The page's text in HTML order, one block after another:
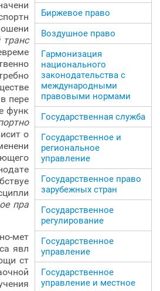
транс
пере
функ
о
пра
мет
явл
ст
Биржевое право
Воздушное право
Гармонизация
национального
законодательства с
международными
правовыми нормами
Государственная служба
Государственное и
региональное
управление
Государственное право
зарубежных стран
Государственное
регулирование
Государственное
управление
Государственное
управление и местное